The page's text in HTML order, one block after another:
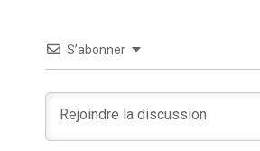
S’abonner